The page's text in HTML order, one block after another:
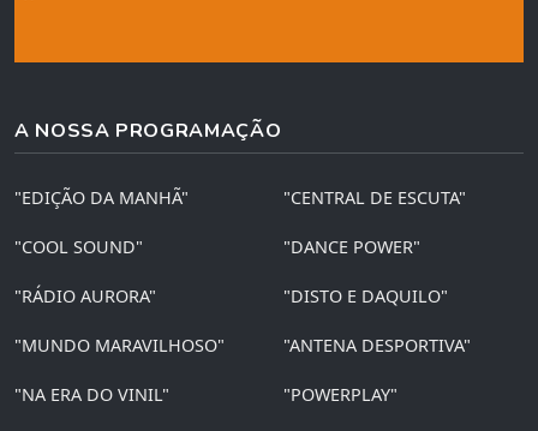
A NOSSA PROGRAMAÇÃO
"EDIÇÃO DA MANHÃ" "CENTRAL DE ESCUTA"
"COOL SOUND" "DANCE POWER"
"RÁDIO AURORA" "DISTO E DAQUILO"
"MUNDO MARAVILHOSO" "ANTENA DESPORTIVA"
"NA ERA DO VINIL" "POWERPLAY"